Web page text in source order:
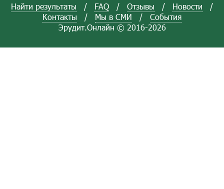
Найти результаты / FAQ / Отзывы / Новости
/
Контакты
/ Мы в СМИ /
События
Эрудит.Онлайн © 2016-2026